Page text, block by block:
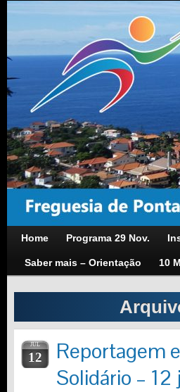
Home Programa 29 Nov.
Saber mais – Orientação 10
JUL
12
Reportagem
Solidário –